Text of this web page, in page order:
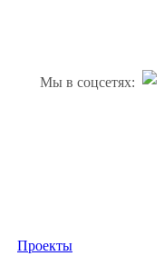
Мы в соцсетях:
Проекты